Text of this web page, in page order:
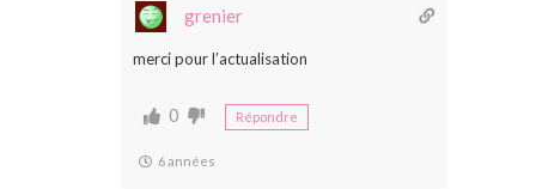
grenier
merci pour l’actualisation
0 Répondre
6 années